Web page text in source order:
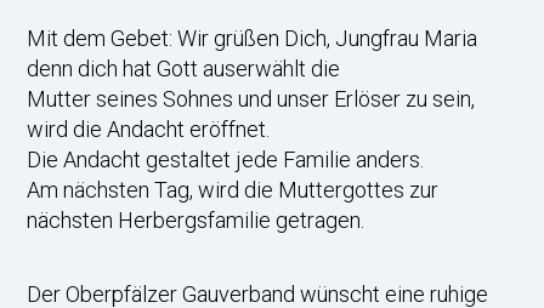
Mit dem Gebet: Wir grüßen Dich, Jungfrau Maria
denn dich hat Gott auserwählt die
Mutter seines Sohnes und unser Erlöser zu sein,
wird die Andacht eröffnet.
Die Andacht gestaltet jede Familie anders.
Am nächsten Tag, wird die Muttergottes zur
nächsten Herbergsfamilie getragen.
Der Oberpfälzer Gauverband wünscht eine ruhige